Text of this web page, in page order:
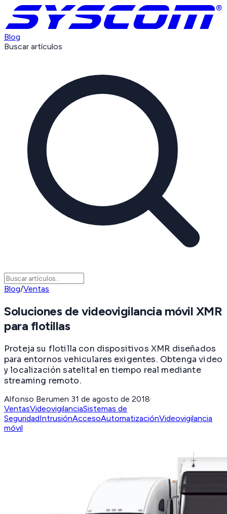
Blog
Buscar artículos
Blog/Ventas
Soluciones de videovigilancia móvil XMR
para flotillas
Proteja su flotilla con dispositivos XMR diseñados
para entornos vehiculares exigentes. Obtenga video
y localización satelital en tiempo real mediante
streaming remoto.
Alfonso Berumen·31 de agosto de 2018·
VentasVideovigilanciaSistemas de
SeguridadIntrusiónAccesoAutomatizaciónVideovigilancia
móvil